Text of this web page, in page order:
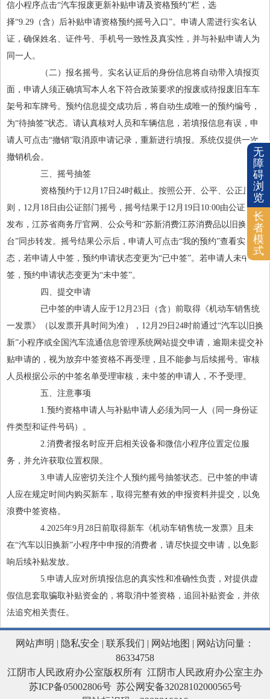
信小程序点击“汽车报废更新补贴申请及资格预约”栏，选
择“9.29（含）后补贴申请资格预约摇号入口”。申请人需进行实名认
证，确保姓名、证件号、手机号一致性及真实性，并与补贴申请人为
同一人。
（二）报名摇号。实名认证后的身份信息将自动带入填报页
面，申请人须正确填写本人名下符合政策要求的报废或待报废旧车车
架号和车牌号。预约信息提交成功后，将自动生成唯一的预约编号，
为“待抽签”状态。请认真核对人员和车辆信息，若填报信息有误，申
请人可点击“撤销”取消原申请记录，重新进行填报。系统仅提供一次
撤销机会。
三、摇号抽签
资格预约于12月17日24时截止。按照公开、公平、公正原
则，12月18日由公证部门摇号，摇号结果于12月19日10:00由公证部门
发布，江苏省商务厅官网、公众号和“苏新消费江苏消费品以旧换新平
台”同步转发。摇号结果公示后，申请人可点击“我的预约”查看实时状
态，若申请人中签，预约申请状态变更为“已中签”。若申请人未中
签，预约申请状态变更为“未中签”。
四、提交申请
已中签的申请人应于12月23日（含）前取得《机动车销售统
一发票》（以发票开具时间为准），12月29日24时前通过“汽车以旧换
新”小程序或全国汽车流通信息管理系统网站提交申请，逾期未提交补
贴申请的，视为放弃中签资格不再受理，且不能参与后续摇号。审核
人员根据公示的中签名单受理审核，未中签的申请人，不予受理。
五、注意事项
1.预约资格申请人与补贴申请人必须为同一人（同一身份证
件类型和证件号码）。
2.消费者报名时应开启相关设备和微信小程序位置定位服
务，并允许获取位置权限。
3.申请人应密切关注个人预约摇号抽签状态。已中签的申请
人应在规定时间内购买新车，取得完整有效的申报资料并提交，以免
浪费中签资格。
4.2025年9月28日前取得新车《机动车销售统一发票》且未
在“汽车以旧换新”小程序中申报的消费者，请尽快提交申请，以免影
响后续补贴发放。
5.申请人应对所填报信息的真实性和准确性负责，对提供虚
假信息套取骗取补贴资金的，将取消中签资格，追回补贴资金，并依
法追究相关责任。
网站声明 | 隐私安全 | 联系我们 | 网站地图 | 网站访问量：
86334758
江阴市人民政府办公室版权所有 江阴市人民政府办公室主办
苏ICP备05002806号 苏公网安备32028102000565号
无
障
碍
浏
览
长
者
模
式